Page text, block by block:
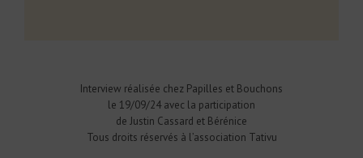
Interview réalisée chez Papilles et Bouchons
le 19/09/24 avec la participation
de Justin Cassard et Bérénice
Tous droits réservés à l’association Tativu